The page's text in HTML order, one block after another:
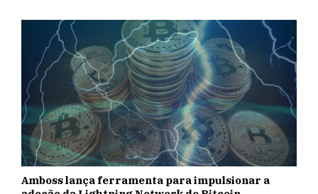
Amboss lança ferramenta para impulsionar a